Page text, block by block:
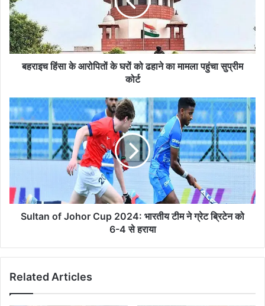
के
घरों
को
ढहाने
का
मामला
कोर्ट
बहराइच हिंसा के आरोपितों के घरों को ढहाने का मामला पहुंचा सुप्रीम
कोर्ट
Sultan
of
Johor
Cup
2024:
ने
ग्रेट
ब्रिटेन
हराया
Sultan of Johor Cup 2024: भारतीय टीम ने ग्रेट ब्रिटेन को
6-4 से हराया
Related Articles